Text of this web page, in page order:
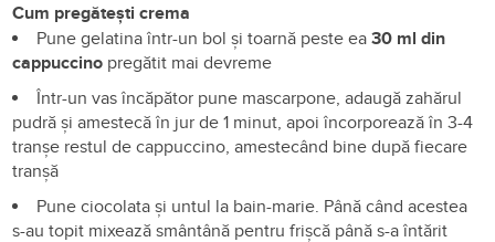
Cum pregătești crema
Pune gelatina într-un bol și toarnă peste ea 30 ml din
cappuccino pregătit mai devreme
Într-un vas încăpător pune mascarpone, adaugă zahărul
pudră și amestecă în jur de 1 minut, apoi încorporează în 3-4
tranșe restul de cappuccino, amestecând bine după fiecare
tranșă
Pune ciocolata și untul la bain-marie. Până când acestea
s-au topit mixează smântână pentru frișcă până s-a întărit